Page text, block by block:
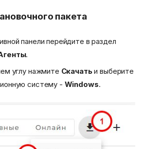
пакета
панели перейдите в раздел
.
углу нажмите Скачатьи выберите
систему - Windows.